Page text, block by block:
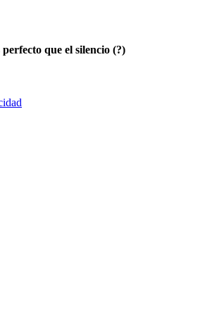
que el silencio (?)